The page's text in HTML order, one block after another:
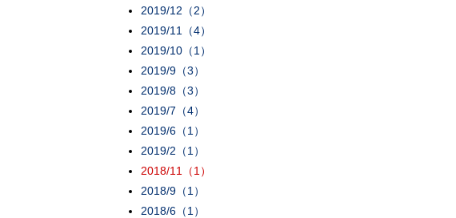
2019/12（2）
2019/11（4）
2019/10（1）
2019/9（3）
2019/8（3）
2019/7（4）
2019/6（1）
2019/2（1）
2018/11（1）
2018/9（1）
2018/6（1）